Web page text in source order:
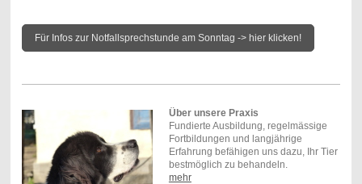
Für Infos zur Notfallsprechstunde am Sonntag -> hier klicken!
Über unsere Praxis
Fundierte Ausbildung, regelmässige
Fortbildungen und langjährige
Erfahrung befähigen uns dazu, Ihr Tier
bestmöglich zu behandeln.
mehr